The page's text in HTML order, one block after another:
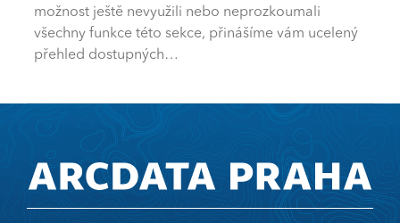
možnost ještě nevyužili nebo neprozkoumali
všechny funkce této sekce, přinášíme vám ucelený
přehled dostupných…